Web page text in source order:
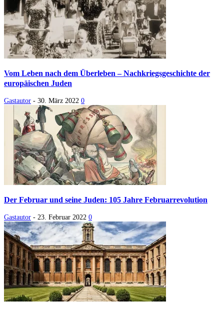
Vom Leben nach dem Überleben – Nachkriegsgeschichte der
europäischen Juden
Gastautor - 30. März 2022 0
Der Februar und seine Juden: 105 Jahre Februarrevolution
Gastautor - 23. Februar 2022 0